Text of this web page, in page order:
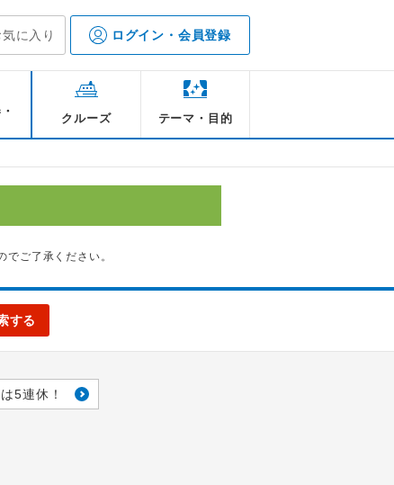
気に入り ログイン・会員登録
クルーズ テーマ・目的
ご了承ください。
する
5連休！